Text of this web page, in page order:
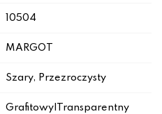
10504
MARGOT
Szary, Przezroczysty
Grafitowy|Transparentny